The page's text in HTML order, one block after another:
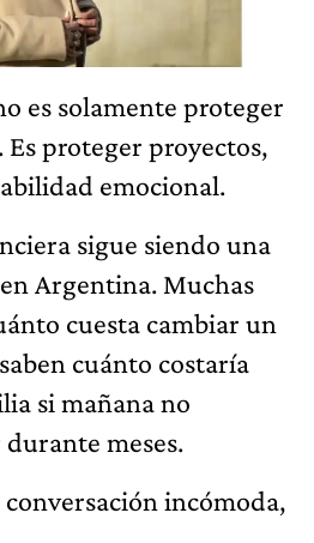
es solamente proteger
proteger proyectos,
emocional.
sigue siendo una
Argentina. Muchas
cuesta cambiar un
cuánto costaría
si mañana no
meses.
incómoda,